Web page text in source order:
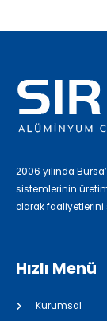
2006 yılında
sistemlerinin
olarak
Hızlı Menü
Kurumsal